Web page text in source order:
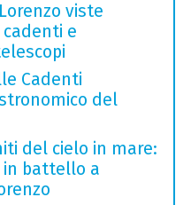
viste
e
Cadenti
del
del cielo in mare:
in battello a